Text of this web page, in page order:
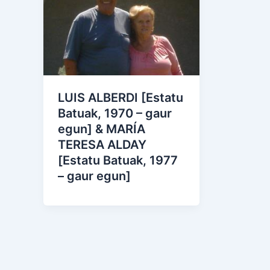
LUIS ALBERDI [Estatu
Batuak, 1970 – gaur
egun] & MARÍA
TERESA ALDAY
[Estatu Batuak, 1977
– gaur egun]